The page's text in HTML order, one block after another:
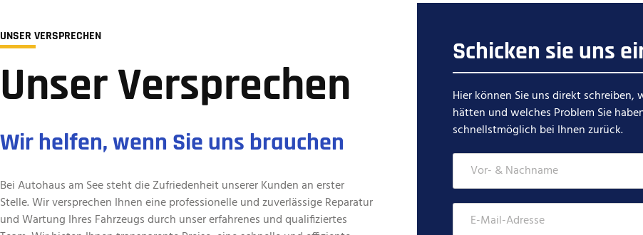
UNSER VERSPRECHEN
Unser Versprechen
Wir helfen, wenn Sie uns brauchen
Bei Autohaus am See steht die Zufriedenheit unserer Kunden an erster
Stelle. Wir versprechen Ihnen eine professionelle und zuverlässige Reparatur
und Wartung Ihres Fahrzeugs durch unser erfahrenes und qualifiziertes
Schicken sie uns
Hier können Sie uns direkt schreiben,
hätten und welches Problem Sie
schnellstmöglich bei Ihnen zurück.